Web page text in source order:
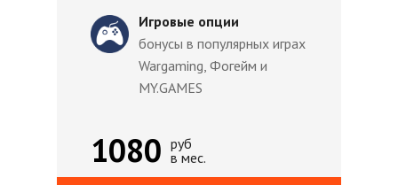
Игровые опции
бонусы в популярных играх
Wargaming, Фогейм и
MY.GAMES
1080 руб
в мес.